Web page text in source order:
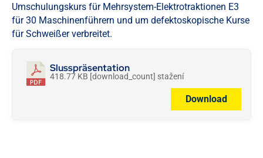
Umschulungskurs für Mehrsystem-Elektrotraktionen E3
für 30 Maschinenführern und um defektoskopische Kurse
für Schweißer verbreitet.
Slusspräsentation
418.77 KB [download_count] stažení
Download